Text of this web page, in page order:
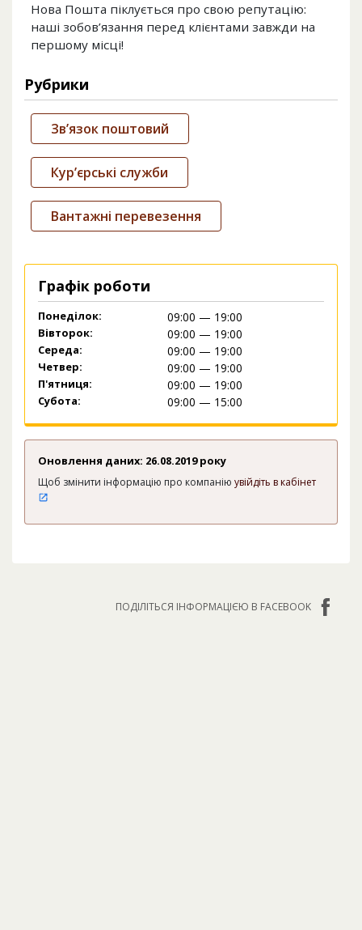
Нова Пошта піклується про свою репутацію:
наші зобов’язання перед клієнтами завжди на
першому місці!
Рубрики
Зв’язок поштовий
Кур’єрські служби
Вантажні перевезення
Графік роботи
Понеділок: 09:00 — 19:00
Вівторок: 09:00 — 19:00
Середа: 09:00 — 19:00
Четвер: 09:00 — 19:00
П'ятниця: 09:00 — 19:00
Субота: 09:00 — 15:00
Оновлення даних: 26.08.2019 року
Щоб змінити інформацію про компанію увійдіть в кабінет
ПОДІЛІТЬСЯ ІНФОРМАЦІЄЮ В FACEBOOK